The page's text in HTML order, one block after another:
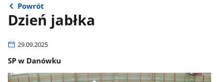
Powrót
Dzień jabłka
29.09.2025
SP w Danówku